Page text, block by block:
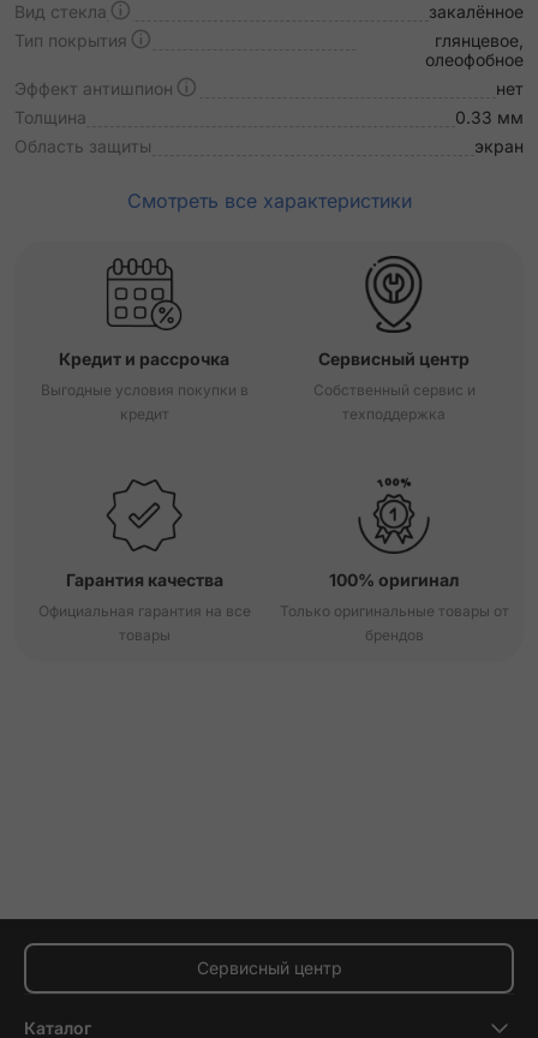
Вид стекла
закалённое
Тип покрытия
глянцевое,
олеофобное
Эффект антишпион
нет
Толщина
0.33 мм
Область защиты
экран
Смотреть все характеристики
Кредит и рассрочка
Выгодные условия покупки в
кредит
Сервисный центр
Собственный сервис и
техподдержка
Гарантия качества
Официальная гарантия на все
товары
100% оригинал
Только оригинальные товары от
брендов
Сервисный центр
Каталог